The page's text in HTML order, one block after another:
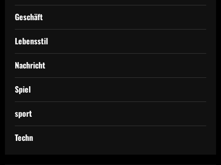
Geschäft
Lebensstil
Nachricht
Spiel
sport
Techn